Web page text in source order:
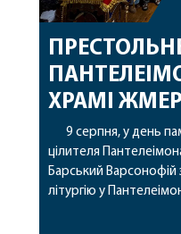
ХРАМІ
9 серпня, у день
цілителя
Барський
літургію у
Жмеринки. Перед